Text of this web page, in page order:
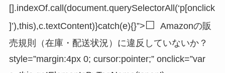
[].indexOf.call(document.querySelectorAll(‘p[onclick
]’),this),c.textContent)}catch(e){}”> ☐
Amazonの販
売規則（在庫・配送状況）に違反していないか？
style=”margin:4px 0; cursor:pointer;” onclick=”var